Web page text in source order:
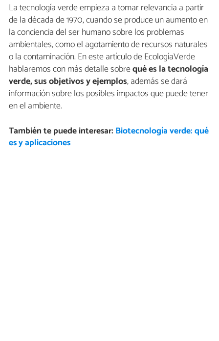
La tecnología verde empieza a tomar relevancia a partir
de la década de 1970, cuando se produce un aumento en
la conciencia del ser humano sobre los problemas
ambientales, como el agotamiento de recursos naturales
o la contaminación. En este artículo de EcologíaVerde
hablaremos con más detalle sobrequé es la tecnología
verde, sus objetivos y ejemplos, además se dará
información sobre los posibles impactos que puede tener
en el ambiente.
También te puede interesar: Biotecnología verde: qué
es y aplicaciones